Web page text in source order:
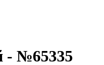
- №65335